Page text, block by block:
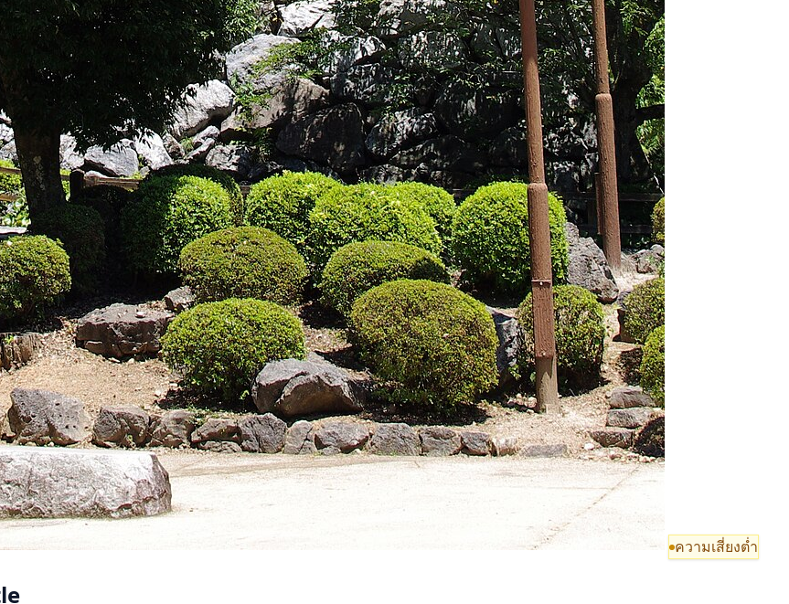
ความเสี่ยงต่ำ